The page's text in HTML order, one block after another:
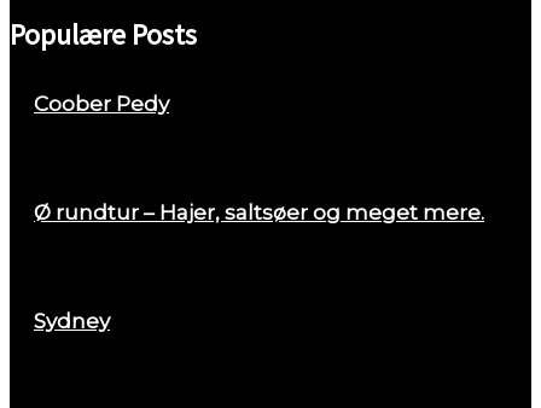
Populære Posts
Coober Pedy
Ø rundtur – Hajer, saltsøer og meget mere.
Sydney